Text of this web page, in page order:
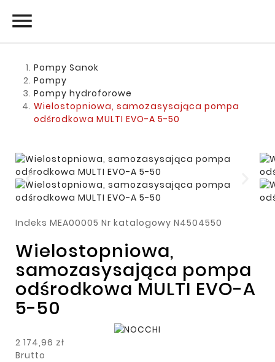

Pompy Sanok
Pompy
Pompy hydroforowe
Wielostopniowa, samozasysająca pompa
odśrodkowa MULTI EVO-A 5-50
Indeks MEA00005 Nr katalogowy N4504550
Wielostopniowa,
samozasysająca pompa
odśrodkowa MULTI EVO-A
5-50
2 174,96 zł
Brutto